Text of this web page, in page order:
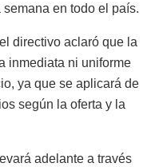
en todo el país.
directivo aclaró que la
inmediata ni uniforme
ya que se aplicará de
según la oferta y la
adelante a través